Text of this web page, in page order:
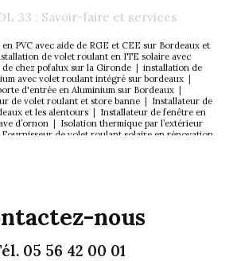
33 : Savoir-faire et services
PVC avec aide de RGE et CEE sur Bordeaux et
de volet roulant en ITE solaire avec
chez pofalux sur la Gironde| installation de
avec volet roulant intégré sur bordeaux |
d'entrée en Aluminium sur Bordeaux |
de volet roulant et store banne | Installateur de
et les alentours | Installateur de fenêtre en
d’ornon | Isolation thermique par l’extérieur
Fournisseur de volet roulant solaire en rénovation
|Installateur de volet roulant et battant à
de moustiquaires verticales et latéral à Bordeaux
en PVC avec aide de RGE et CEE sur Saint
alentours|Fournisseur de fenêtre Solabaie sur
nous
05 56 42 00 01